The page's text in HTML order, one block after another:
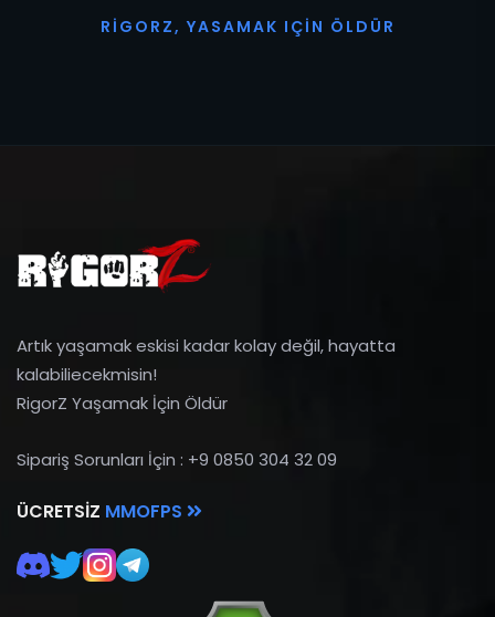
R I G O R Z, YASAMAK I ÇI N Ö L D Ü R
Artık yaşamak eskisi kadar kolay değil, hayatta
kalabiliecekmisin!
RigorZ Yaşamak İçin Öldür
Sipariş Sorunları İçin : +9 0850 304 32 09
ÜCRETSIZ MMOFPS